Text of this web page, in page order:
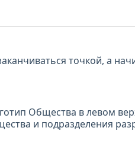
точкой, а
Общества в левом
и подразделения